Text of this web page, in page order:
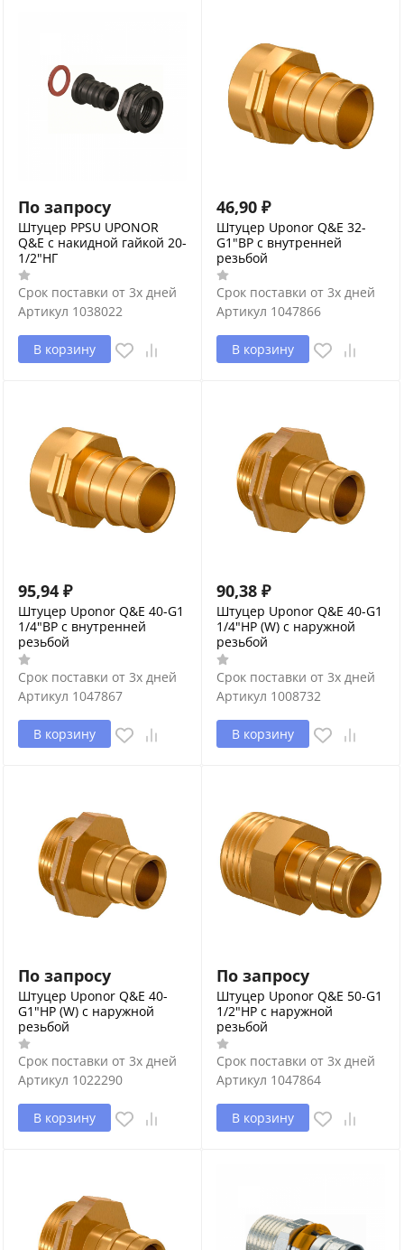
По запросу
Штуцер PPSU UPONOR
Q&E с накидной гайкой 20-
1/2"НГ
Срок поставки от 3х дней
Артикул 1038022
В корзину
46,90 ₽
Штуцер Uponor Q&E 32-
G1"ВР с внутренней
резьбой
Срок поставки от 3х дней
Артикул 1047866
В корзину
95,94 ₽
Штуцер Uponor Q&E 40-G1
1/4"ВР с внутренней
резьбой
Срок поставки от 3х дней
Артикул 1047867
В корзину
90,38 ₽
Штуцер Uponor Q&E 40-G1
1/4"НР (W) с наружной
резьбой
Срок поставки от 3х дней
Артикул 1008732
В корзину
По запросу
Штуцер Uponor Q&E 40-
G1"НР (W) с наружной
резьбой
Срок поставки от 3х дней
Артикул 1022290
В корзину
По запросу
Штуцер Uponor Q&E 50-G1
1/2"НР с наружной
резьбой
Срок поставки от 3х дней
Артикул 1047864
В корзину